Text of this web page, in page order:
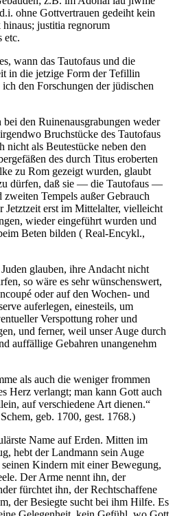
ohne Gottvertrauen gedeiht kein
justitia regnorum
etc.
wann das Tautofaus und die
in die jetzige Form der Tefillin
den Forschungen der jüdischen
den Ruinenausgrabungen weder
Bruchstücke des Tautofaus
nicht als Beutestücke neben den
des durch Titus eroberten
zu Rom gezeigt wurden, glaubt
dürfen, daß sie — die Tautofaus —
zweiten Tempels außer Gebrauch
Jetztzeit erst im Mittelalter, vielleicht
wieder eingeführt wurden und
Beten bilden ( Real-Encykl.,
glauben, ihre Andacht nicht
so wäre es sehr wünschenswert,
oder auf den Wochen- und
auferlegen, einesteils, um
Verspottung roher und
und ferner, weil unser Auge durch
auffällige Gebahren unangenehm
als auch die weniger frommen
Herz verlangt; man kann Gott auch
auf verschiedene Art dienen.“
geb. 1700, gest. 1768.)
Name auf Erden. Mitten im
hebt der Landmann sein Auge
Kindern mit einer Bewegung,
Der Arme nennt ihn, der
fürchtet ihn, der Rechtschaffene
der Besiegte sucht bei ihm Hilfe. Es